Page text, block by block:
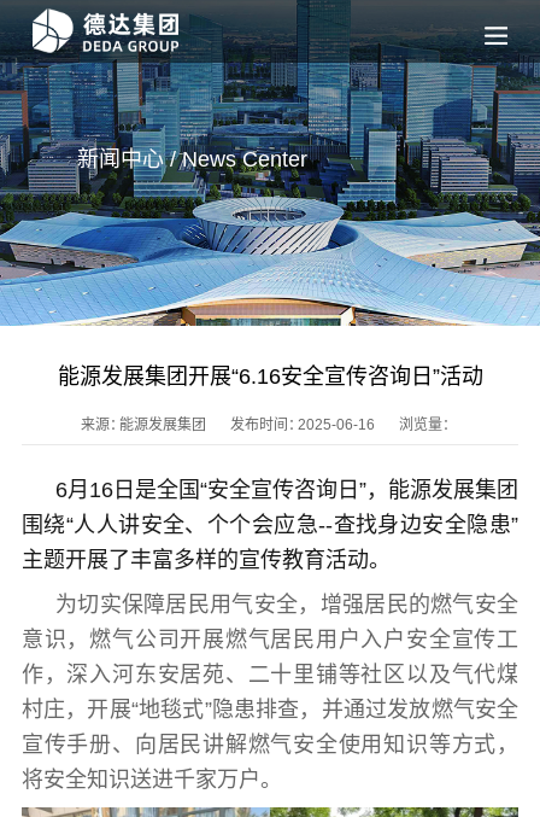
新闻中心 / NewsCenter
能源发展集团开展“6.16安全宣传咨询日”活动
来源：能源发展集团 发布时间：2025-06-16 浏览量：
6月16日是全国“安全宣传咨询日”，能源发展集团
围绕“人人讲安全、个个会应急--查找身边安全隐患”
主题开展了丰富多样的宣传教育活动。
为切实保障居民用气安全，增强居民的燃气安全
意识，燃气公司开展燃气居民用户入户安全宣传工
作，深入河东安居苑、二十里铺等社区以及气代煤
村庄，开展“地毯式”隐患排查，并通过发放燃气安全
宣传手册、向居民讲解燃气安全使用知识等方式，
将安全知识送进千家万户。